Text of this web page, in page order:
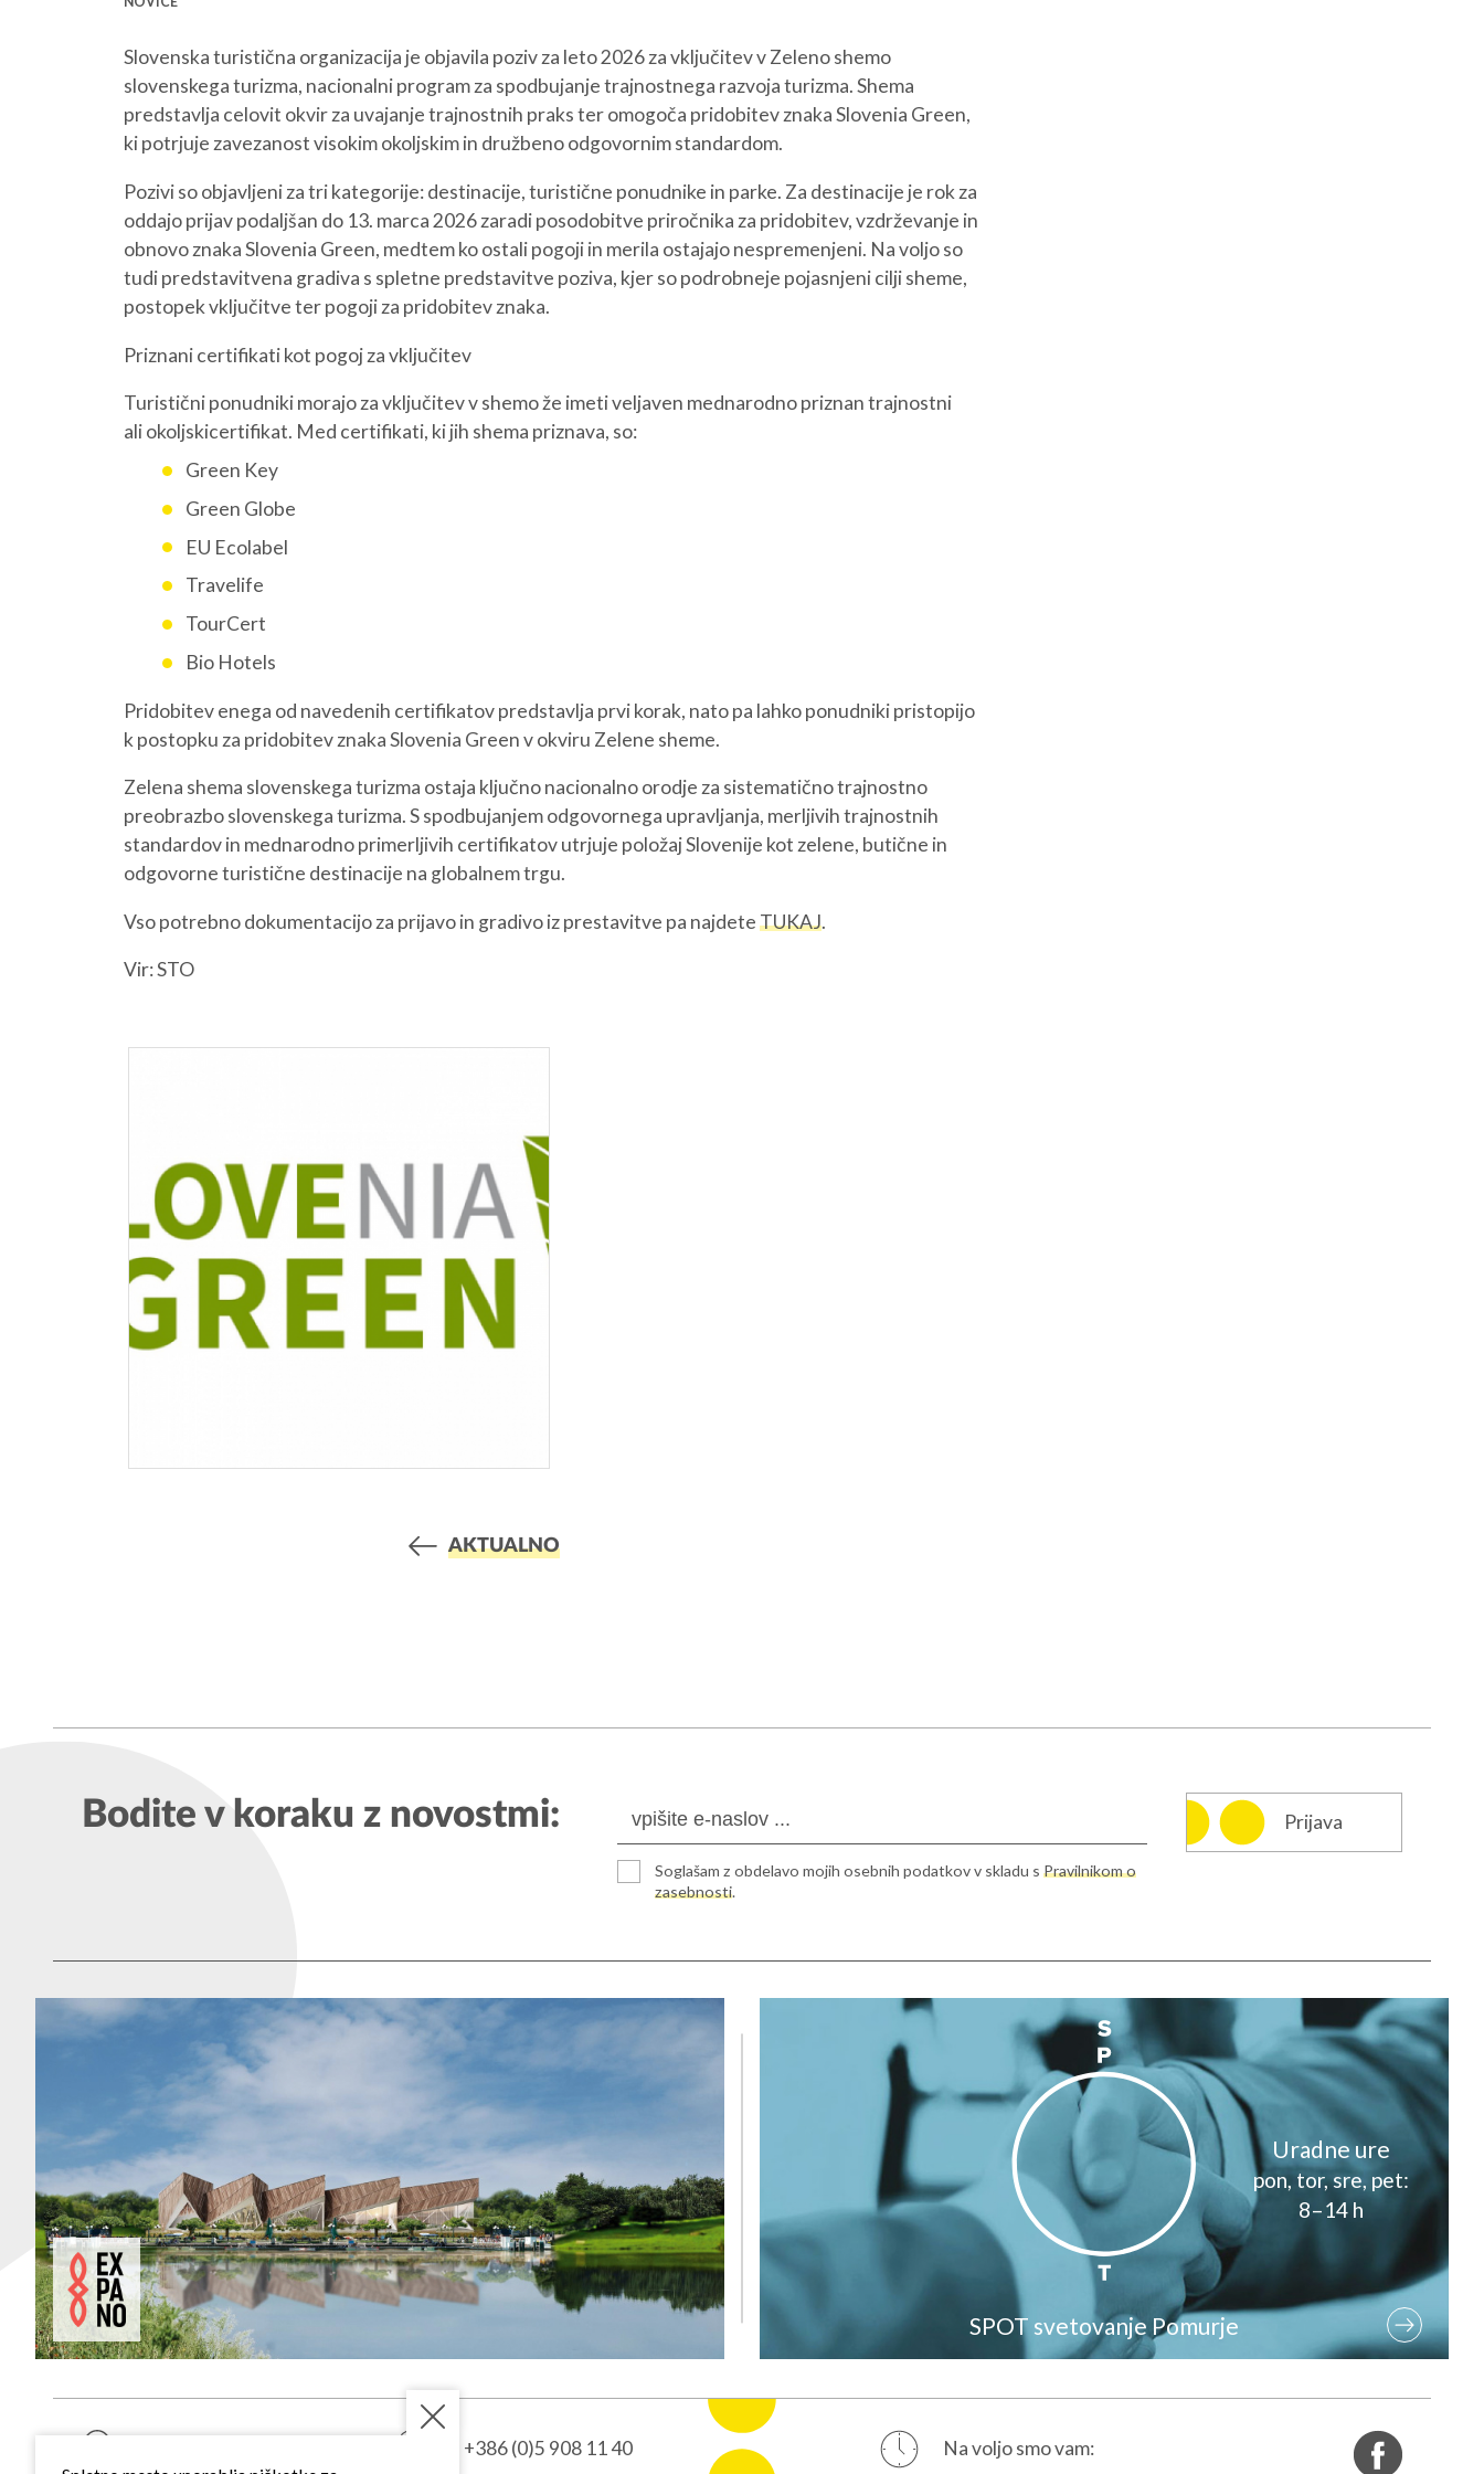
O NAS
9000 Murska Sobota
1. vhod, 3. nadstropje
Slovenska turistična organizacija je objavila poziv za leto 2026 za vključitev v Zeleno shemo
slovenskega turizma, nacionalni program za spodbujanje trajnostnega razvoja turizma. Shema
predstavlja celovit okvir za uvajanje trajnostnih praks ter omogoča pridobitev znaka Slovenia Green,
ki potrjuje zavezanost visokim okoljskim in družbeno odgovornim standardom.
Pozivi so objavljeni za tri kategorije: destinacije, turistične ponudnike in parke. Za destinacije je rok za
oddajo prijav podaljšan do 13. marca 2026 zaradi posodobitve priročnika za pridobitev, vzdrževanje in
obnovo znaka Slovenia Green, medtem ko ostali pogoji in merila ostajajo nespremenjeni. Na voljo so
tudi predstavitvena gradiva s spletne predstavitve poziva, kjer so podrobneje pojasnjeni cilji sheme,
postopek vključitve ter pogoji za pridobitev znaka.
Priznani certifikati kot pogoj za vključitev
Turistični ponudniki morajo za vključitev v shemo že imeti veljaven mednarodno priznan trajnostni
ali okoljskicertifikat. Med certifikati, ki jih shema priznava, so:
Green Key
Green Globe
EU Ecolabel
Travelife
TourCert
Bio Hotels
Pridobitev enega od navedenih certifikatov predstavlja prvi korak, nato pa lahko ponudniki pristopijo
k postopku za pridobitev znaka Slovenia Green v okviru Zelene sheme.
Zelena shema slovenskega turizma ostaja ključno nacionalno orodje za sistematično trajnostno
preobrazbo slovenskega turizma. S spodbujanjem odgovornega upravljanja, merljivih trajnostnih
standardov in mednarodno primerljivih certifikatov utrjuje položaj Slovenije kot zelene, butične in
odgovorne turistične destinacije na globalnem trgu.
Vso potrebno dokumentacijo za prijavo in gradivo iz prestavitve pa najdeteTUKAJ.
Vir: STO
AKTUALNO
Bodite v koraku z novostmi:
Soglašam z obdelavo mojih osebnih podatkov v skladu s Pravilnikom o
zasebnosti.
Prijava
Uradne ure
pon, tor, sre, pet:
8–14 h
SPOT svetovanje Pomurje
+386 (0)5 908 11 40
Na voljo smo vam: